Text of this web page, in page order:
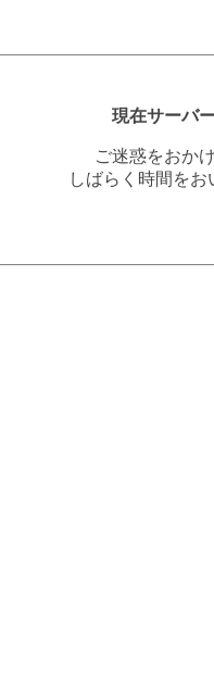
現在サーバ
ご迷惑をおか
しばらく時間を